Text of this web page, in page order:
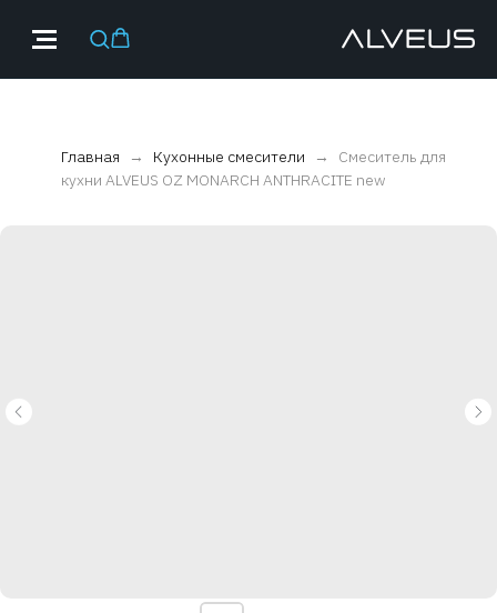
Главная Кухонные смесители
Смеситель для
кухни ALVEUS OZ MONARCH ANTHRACITE new